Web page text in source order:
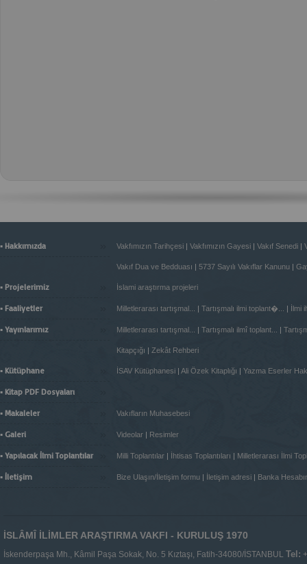
▪ Hakkımızda Vakfımızın Tarihçesi Vakfımızın Gayesi Vakıf Senedi
Vakıf Dua ve Bedduası 5737 Sayılı Vakıflar Kanunu
▪ Projelerimiz İslami araştırma projeleri
▪ Faaliyetler Milletlerarası tartışmal... Tartışmalı ilmi toplant�... İlmi
▪ Yayınlarımız Milletlerarası tartışmal... Tartışmalı ilmî toplant...
Kitapçığı Zekât Rehberi
▪ Kütüphane İSAV Kütüphanesi Ali Özek Kitaplığı Yazma Eserler
▪ Kitap PDF Dosyaları
▪ Makaleler Vakıfların Muhasebesi
▪ Galeri Videolar Resimler
▪ Yapılacak İlmi Toplantılar Milli Toplantılar İhtisas Toplantıları Milletlerarası İlmi
▪ İletişim Bize Ulaşın/İletişim formu İletişim adresi Banka
İSLÂMÎ İLİMLER ARAŞTIRMA VAKFI - KURULUŞ 1970
İskenderpaşa Mh., Kâmil Paşa Sokak, No. 5 Kıztaşı, Fatih-34080/İSTANBUL Tel: